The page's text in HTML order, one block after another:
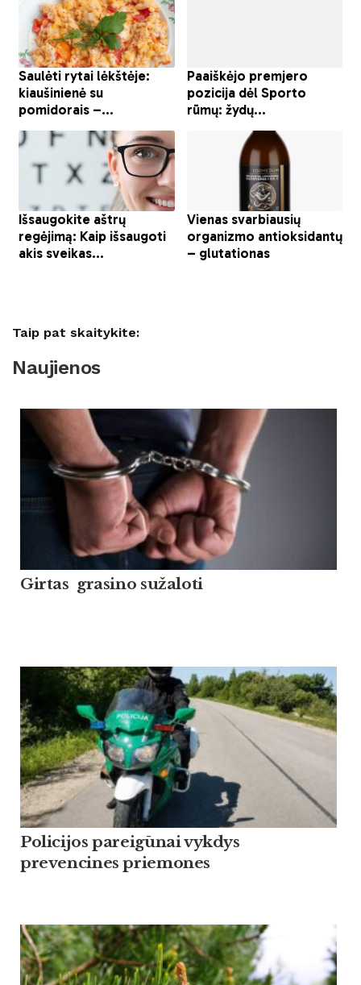
Taip pat skaitykite:
Naujienos
Girtas grasino sužaloti
Policijos pareigūnai vykdys
prevencines priemones